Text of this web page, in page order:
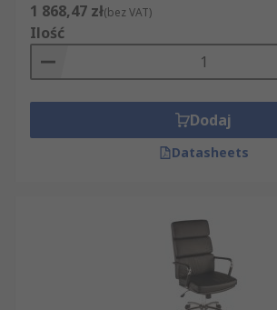
1 868,47 zł(bez VAT)
Ilość
Dodaj
Datasheets